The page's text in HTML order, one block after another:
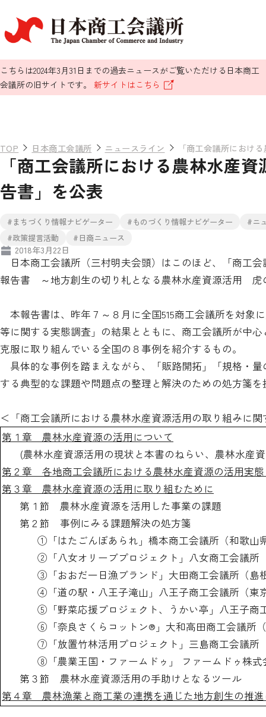
こちらは2024年3月31日までの過去ニュースがご覧いただける日本商工
会議所の旧サイトです。 新サイトはこちら
TOP 日本商工会議所 ニュースライン 「商工会議所におけ
「商工会議所における農林水産
告書」を公表
#まちづくり情報ナビゲーター #ものづくり情報ナビゲーター
#ニ
#政策提言活動
#日商ニュース
2018年3月22日
日本商工会議所（三村明夫会頭）はこのほど、「商工
報告書 ～地方創生の切り札となる農林水産資源活用 虎
本報告書は、昨年７～８月に全国515商工会議所を対象
等に関する実態調査」の結果とともに、商工会議所が中
克服に取り組んでいる全国の８事例を紹介するもの。
具体的な事例を踏まえながら、「販路開拓」「規格・
する典型的な課題や問題点の整理と解決のための処方箋
＜「商工会議所における農林水産資源活用の取り組みに
第１章 農林水産資源の活用について
(農林水産資源活用の現状と本書のねらい、農林水産
第２章 各地商工会議所における農林水産資源の活用実
第３章 農林水産資源の活用に取り組むために
第１節 農林水産資源を活用した事業の課題
第２節 事例にみる課題解決の処方箋
①「はたごんぼあられ」橋本商工会議所（和歌山
②「八女オリーブプロジェクト」八女商工会議所
③「おおだ一日漁ブランド」大田商工会議所（島
④「道の駅・八王子滝山」八王子商工会議所（東
⑤「野菜応援プロジェクト、うかい亭」八王子商
⑥「奈良さくらコットン®」大和高田商工会議所
⑦「放置竹林活用プロジェクト」三島商工会議所
⑧「農業王国・ファームドゥ」 ファームドゥ株式
第３節 農林水産資源活用の手助けとなるツール
第４章 農林漁業と商工業の連携を通じた地方創生の推